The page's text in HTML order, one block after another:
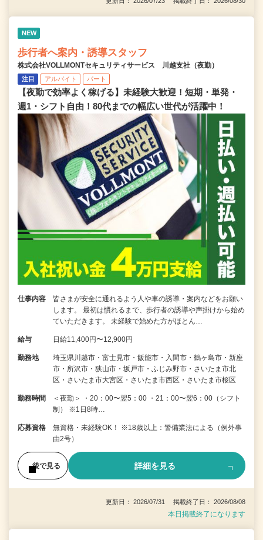
NEW
歩行者へ案内・誘導スタッフ
株式会社VOLLMONTセキュリティサービス 川越支社（夜勤）
注目 アルバイト パート
【夜勤で効率よく稼げる】未経験大歓迎！短期・単発・
週1・シフト自由！80代までの幅広い世代が活躍中！
仕事内容
皆さまが安全に通れるよう人や車の誘導・案内などをお願い
します。 最初は慣れるまで、歩行者の誘導や声掛けから始め
ていただきます。 未経験で始めた方がほとん…
給与 日給11,400円〜12,900円
勤務地
埼玉県川越市・富士見市・飯能市・入間市・鶴ヶ島市・新座
市・所沢市・狭山市・坂戸市・ふじみ野市・さいたま市北
区・さいたま市大宮区・さいたま市西区・さいたま市桜区
勤務時間
＜夜勤＞ ・20：00〜翌5：00 ・21：00〜翌6：00（シフト
制） ※1日8時…
応募資格
無資格・未経験OK！ ※18歳以上：警備業法による（例外事
由2号）
後で見る 詳細を見る
更新日： 2026/07/31 掲載終了日： 2026/08/08
本日掲載終了になります